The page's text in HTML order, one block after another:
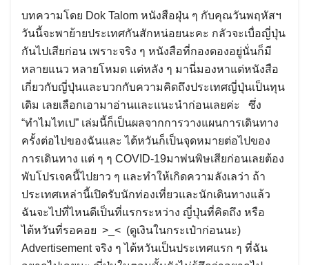
บทความโดย Dok Talom หนังสือฝุ่น ๆ กับคุณวันพฤหัสฯ
วันนี้จะพาย้ายประเทศกันสักหน่อยนะคะ กลัวจะเบื่อญี่ปุ่น
กันไปเสียก่อน เพราะจริง ๆ หนังสือที่กองดองอยู่นั่นก็มี
หลายแนว หลายโหมด แต่หลัง ๆ มานี่มองหาแต่หนังสือ
เกี่ยวกับญี่ปุ่นและบวกกับความคิดถึงประเทศญี่ปุ่นเป็นทุน
เดิม เลยเลือกเอามาอ่านและแนะนำก่อนเลยค่ะ ซึ่ง
“ทำไมไทเป” เล่มนี้ก็เป็นผลจากการวางแผนการเดินทาง
ครั้งต่อไปของฉันและ ไต้หวันก็เป็นจุดหมายต่อไปของ
การเดินทาง แต่ ๆ ๆ COVID-19มาพ่นพิษเสียก่อนเลยต้อง
พับโปรเจคนี้ไปยาว ๆ และทำให้เกิดความลังเลว่า ถ้า
ประเทศเหล่านี้เปิดรับนักท่องเที่ยวและนักเดินทางแล้ว
ฉันจะไปที่ไหนดีเป็นที่แรกระหว่าง ญี่ปุ่นที่คิดถึง หรือ
ไต้หวันที่รอคอย >_< (ดูเงินในกระเป๋าก่อนนะ)
Advertisement จริง ๆ ไต้หวันเป็นประเทศแรก ๆ ที่ฉัน